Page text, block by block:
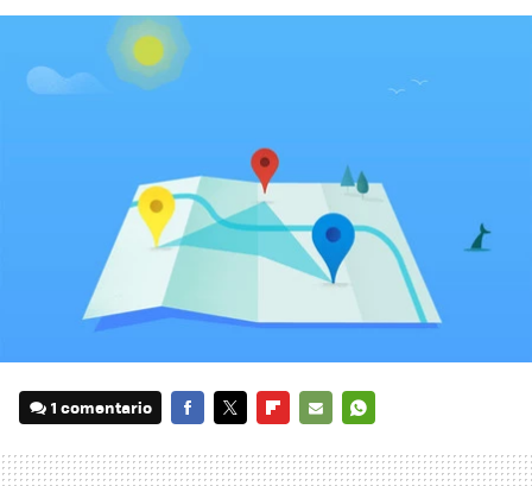
1 comentario
MAIL